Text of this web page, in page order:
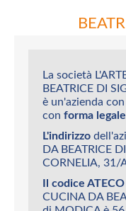
La società
BEATRICE DI
è un'azienda
con forma legale
L'indirizzo
DA BEATRICE
CORNELIA, 31/
Il codice ATECO
CUCINA DA